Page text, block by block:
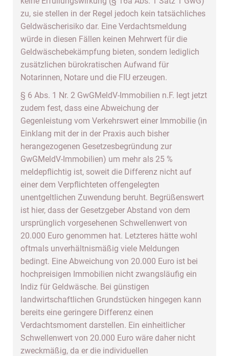
zu, sie stellen in der Regel jedoch kein tatsächliches
Geldwäscherisiko dar. Eine Verdachtsmeldung
würde in diesen Fällen keinen Mehrwert für die
Geldwäschebekämpfung bieten, sondern lediglich
zusätzlichen bürokratischen Aufwand für
Notarinnen, Notare und die FIU erzeugen.
§ 6 Abs. 1 Nr. 2 GwGMeldV-Immobilien n.F. legt jetzt
zudem fest, dass eine Abweichung der
Gegenleistung vom Verkehrswert einer Immobilie (in
Einklang mit der in der Praxis auch bisher
herangezogenen Gesetzesbegründung zur
GwGMeldV-Immobilien) um mehr als 25 %
meldepflichtig ist, soweit die Differenz nicht auf
einer dem Verpflichteten offengelegten
unentgeltlichen Zuwendung beruht. Begrüßenswert
ist hier, dass der Gesetzgeber Abstand von dem
ursprünglich vorgesehenen Schwellenwert von
20.000 Euro genommen hat. Letzteres hätte wohl
oftmals unverhältnismäßig viele Meldungen
bedingt. Eine Abweichung von 20.000 Euro ist bei
hochpreisigen Immobilien nicht zwangsläufig ein
Indiz für Geldwäsche. Bei günstigen
landwirtschaftlichen Grundstücken hingegen kann
bereits eine geringere Differenz einen
Verdachtsmoment darstellen. Ein einheitlicher
Schwellenwert von 20.000 Euro wäre daher nicht
zweckmäßig, da er die individuellen